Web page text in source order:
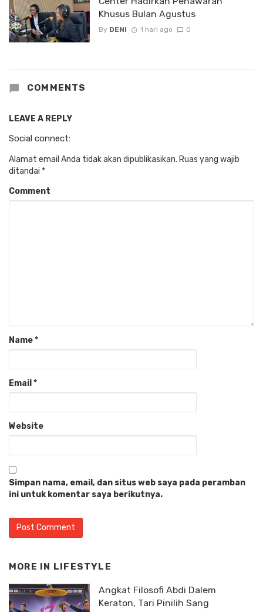
Khusus Bulan Agustus
By DENI 1 hari ago 0
COMMENTS
LEAVE A REPLY
Social connect:
Alamat email Anda tidak akan dipublikasikan. Ruas yang wajib
ditandai *
Comment
Name*
Email *
Website
Simpan nama, email, dan situs web saya pada peramban
ini untuk komentar saya berikutnya.
MORE IN LIFESTYLE
Angkat Filosofi Abdi Dalem
Keraton, Tari Pinilih Sang